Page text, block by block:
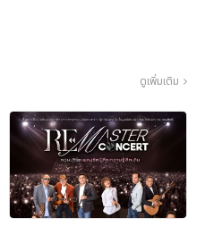
ดูเพิ่มเติม